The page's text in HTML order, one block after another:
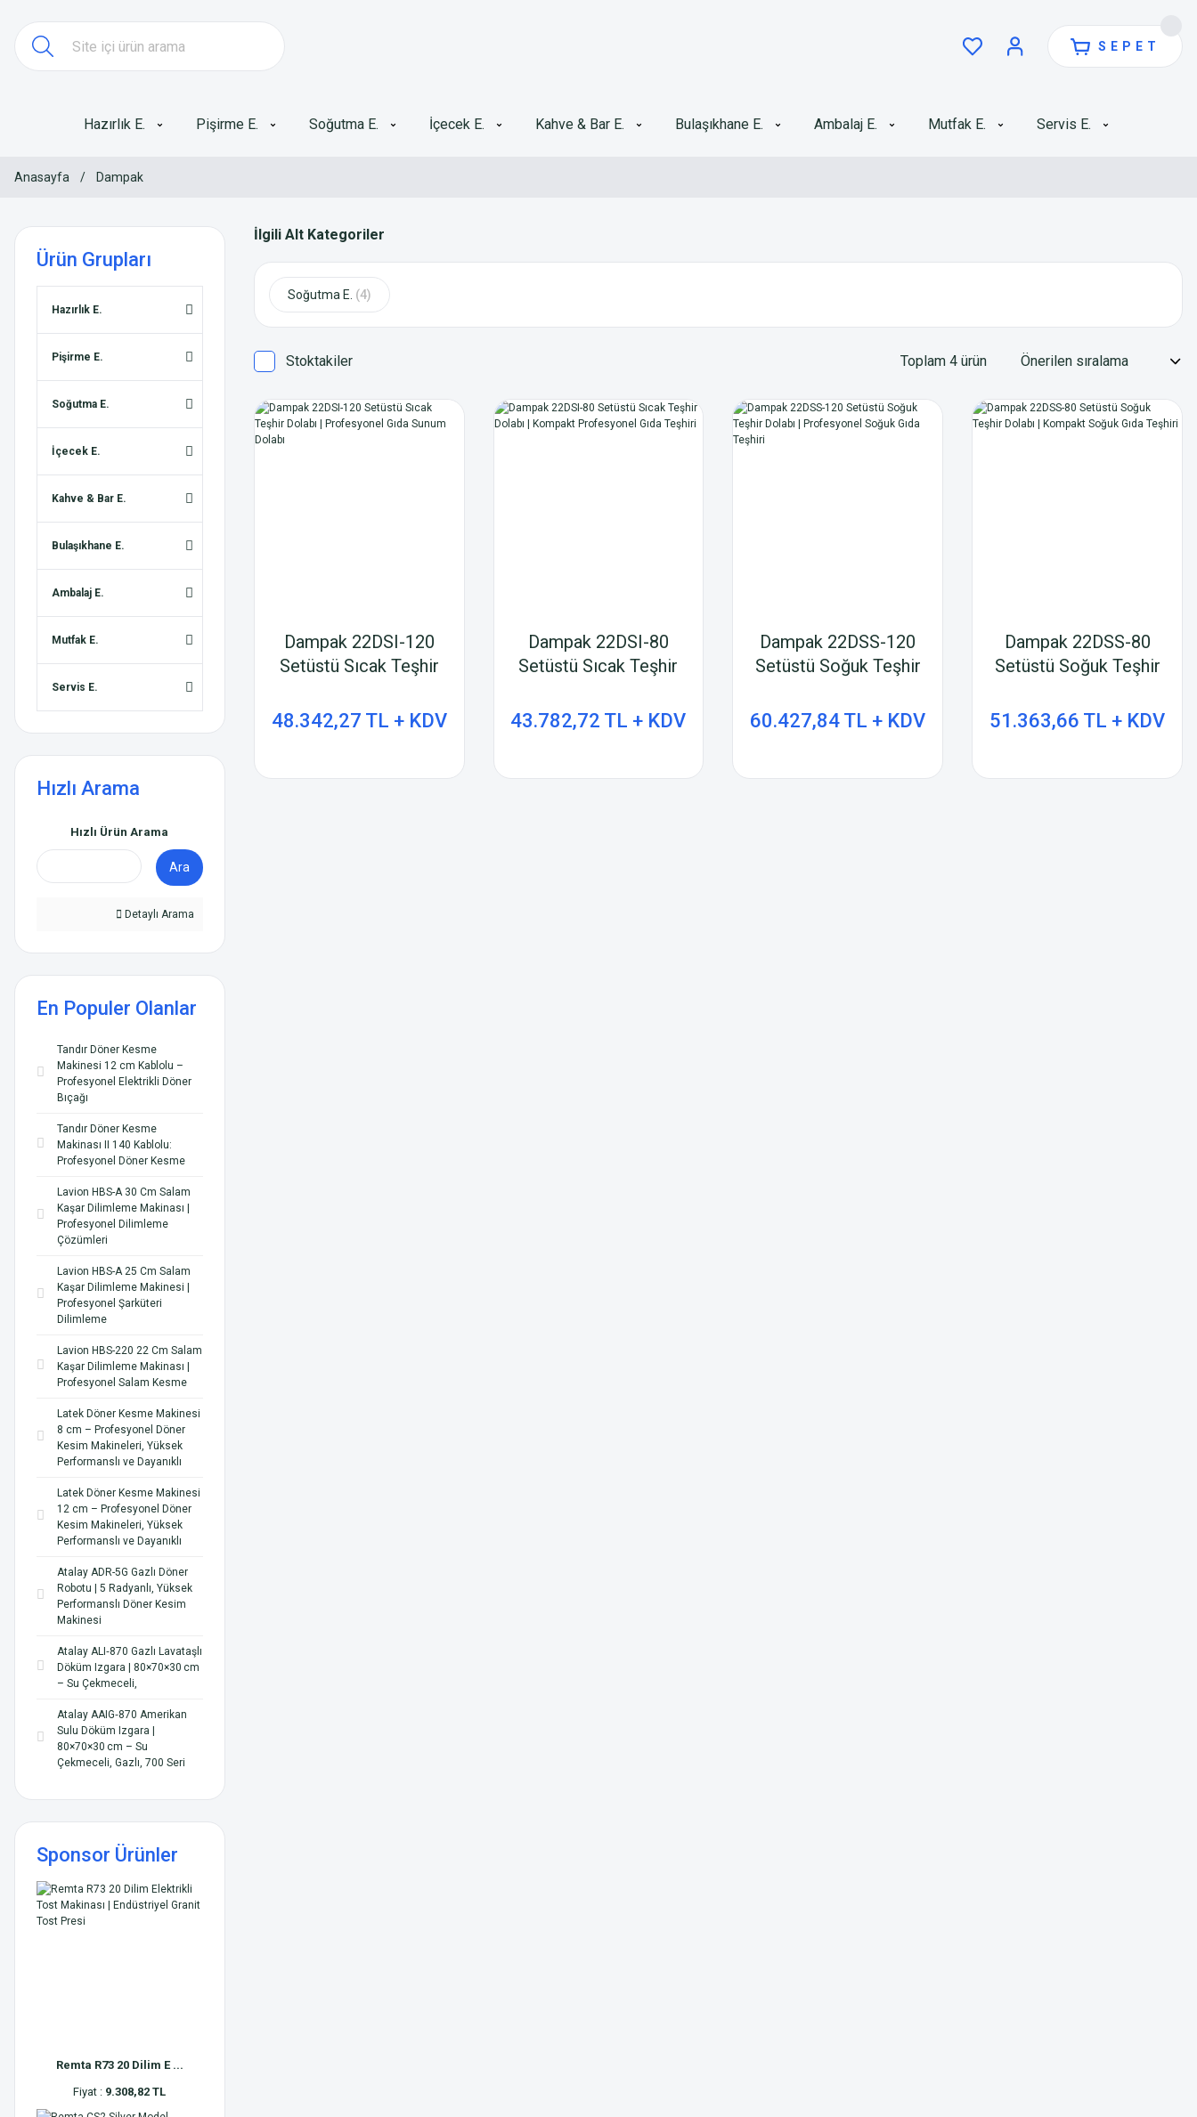
SEPET
Hazırlık E. Pişirme E. Soğutma E. İçecek E. Kahve & Bar E. Bulaşıkhane E. Ambalaj E. Mutfak E. Servis E.
Anasayfa Dampak
Ürün Grupları
Hazırlık E.
Pişirme E.
Soğutma E.
İçecek E.
Kahve & Bar E.
Bulaşıkhane E.
Ambalaj E.
Mutfak E.
Servis E.
Hızlı Arama
Hızlı Ürün Arama
Ara
Detaylı Arama
En Populer Olanlar
Tandır Döner Kesme
Makinesi 12 cm Kablolu –
Profesyonel Elektrikli Döner
Bıçağı
Tandır Döner Kesme
Makinası II 140 Kablolu:
Profesyonel Döner Kesme
Lavion HBS-A 30 Cm Salam
Kaşar Dilimleme Makinası |
Profesyonel Dilimleme
Çözümleri
Lavion HBS-A 25 Cm Salam
Kaşar Dilimleme Makinesi |
Profesyonel Şarküteri
Dilimleme
Lavion HBS-220 22 Cm Salam
Kaşar Dilimleme Makinası |
Profesyonel Salam Kesme
Latek Döner Kesme Makinesi
8 cm – Profesyonel Döner
Kesim Makineleri, Yüksek
Performanslı ve Dayanıklı
Latek Döner Kesme Makinesi
12 cm – Profesyonel Döner
Kesim Makineleri, Yüksek
Performanslı ve Dayanıklı
Atalay ADR-5G Gazlı Döner
Robotu | 5 Radyanlı, Yüksek
Performanslı Döner Kesim
Makinesi
Atalay ALI‑870 Gazlı Lavataşlı
Döküm Izgara | 80×70×30 cm
– Su Çekmeceli,
Atalay AAIG‑870 Amerikan
Sulu Dö küm Izgara |
80×70×30 cm – Su
Çekmeceli, Gazlı, 700 Seri
Sponsor Ürünler
Remta R73 20 Dilim E ...
Fiyat : 9.308,82 TL
İlgili Alt Kategoriler
Soğutma E. (4)
Stoktakiler Toplam 4 ürün
Dampak 22DSI-120
Setüstü Sıcak Teşhir
Gıda Sunum Dolabı
48.342,27 TL + KDV
Dampak 22DSI-80
Setüstü Sıcak Teşhir
Profesyonel Gıda
43.782,72 TL + KDV
Dampak 22DSS-120
Setüstü Soğuk Teşhir
Soğuk Gıda Teşhiri
60.427,84 TL + KDV
Dampak 22DSS-80
Setüstü Soğuk Teşhir
Soğuk Gıda Teşhiri
51.363,66 TL + KDV